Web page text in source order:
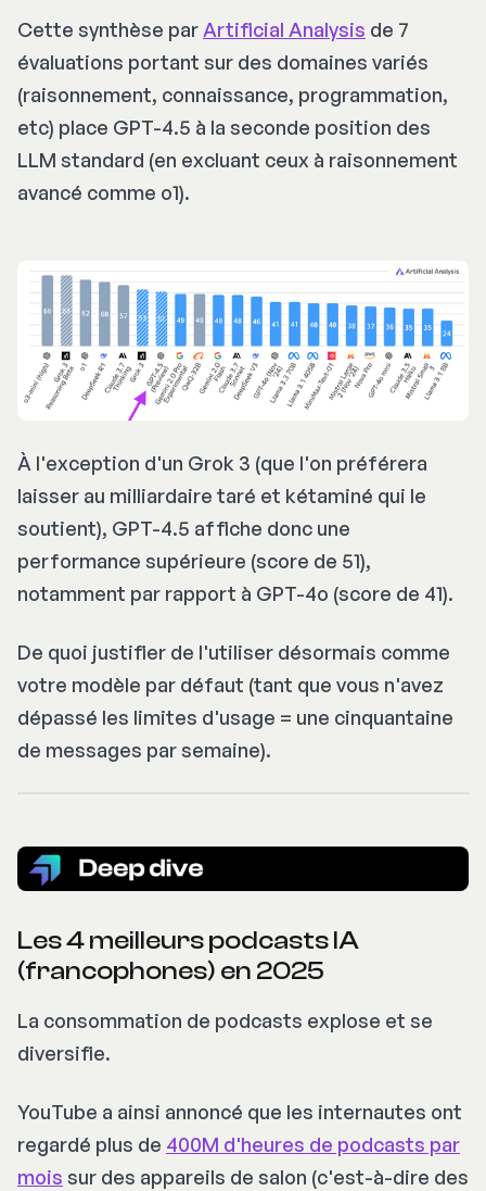
Cette synthèse par Artificial Analysis de 7
évaluations portant sur des domaines variés
(raisonnement, connaissance, programmation,
etc) place GPT-4.5 à la seconde position des
LLM standard (en excluant ceux à raisonnement
avancé comme o1).
À l'exception d'un Grok 3 (que l'on préférera
laisser au milliardaire taré et kétaminé qui le
soutient), GPT-4.5 affiche donc une
performance supérieure (score de 51),
notamment par rapport à GPT-4o (score de 41).
De quoi justifier de l'utiliser désormais comme
votre modèle par défaut (tant que vous n'avez
dépassé les limites d'usage = une cinquantaine
de messages par semaine).
Les 4 meilleurs podcasts IA
(francophones) en 2025
La consommation de podcasts explose et se
diversifie.
YouTube a ainsi annoncé que les internautes ont
regardé plus de 400M d'heures de podcasts par
mois sur des appareils de salon (c'est-à-dire des